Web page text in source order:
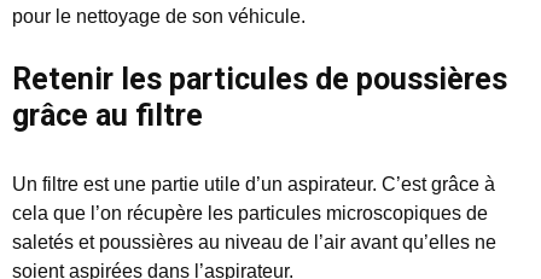
pour le nettoyage de son véhicule.
Retenir les particules de poussières
grâce au filtre
Un filtre est une partie utile d’un aspirateur. C’est grâce à
cela que l’on récupère les particules microscopiques de
saletés et poussières au niveau de l’air avant qu’elles ne
soient aspirées dans l’aspirateur.